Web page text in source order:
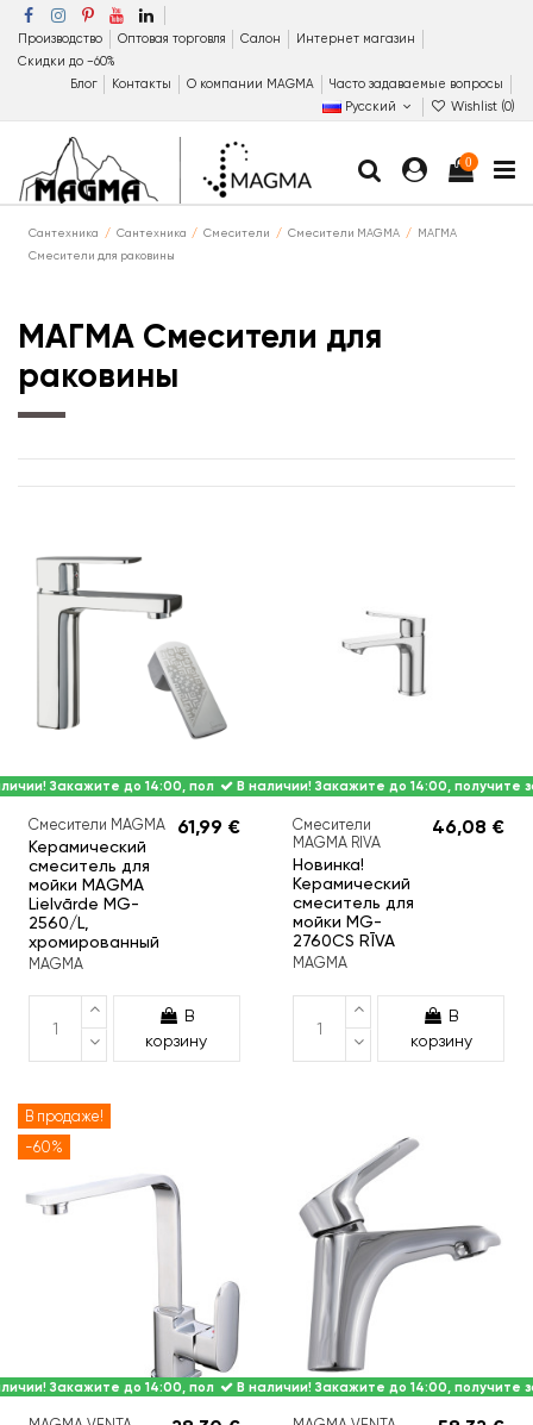
Производство Оптовая торговля Салон
Интернет магазин
Скидки до −60%
Блог
Контакты О компании MAGMA
Часто задаваемые вопросы
Русский
Wishlist (0)
0
Сантехника Сантехника Смесители Смесители MAGMA
МАГМА
Смесители для раковины
МАГМА Смесители для
раковины
Закажите до 14:00, получите завтра.
Смесители MAGMA
Керамический
смеситель для
мойки MAGMA
Lielvārde MG-
2560/L,
хромированный
MAGMA
61,99 €
В
корзину
В наличии! Закажите до 14:00, получите
Смесители
MAGMA RIVA
Новинка!
Керамический
смеситель для
мойки MG-
2760CS RĪVA
MAGMA
46,08 €
В
корзину
В продаже!
-60%
Закажите до 14:00, получите завтра.В наличии! Закажите до 14:00, получите